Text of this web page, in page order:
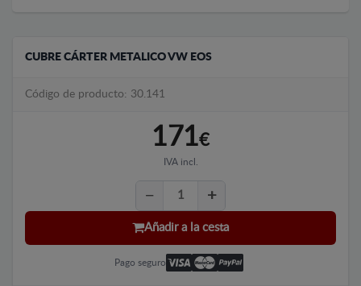
CUBRE CÁRTER METALICO VW EOS
Código de producto: 30.141
171€
IVA incl.
Añadir a la cesta
Pago seguro